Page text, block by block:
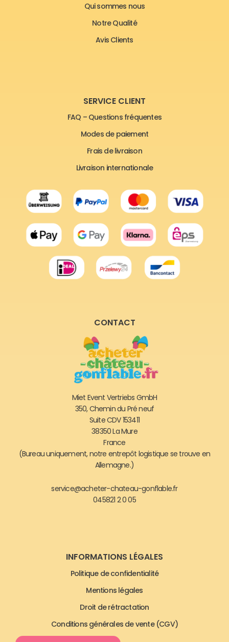
Qui sommes nous
Notre Qualité
Avis Clients
SERVICE CLIENT
FAQ – Questions fréquentes
Modes de paiement
Frais de livraison
Livraison internationale
CONTACT
Miet Event Vertriebs GmbH
350, Chemin du Pré neuf
Suite CDV 153411
38350 La Mure
France
(Bureau uniquement, notre entrepôt logistique se trouve en
Allemagne.)
service@acheter-chateau-gonflable.fr
045821 2 0 05
INFORMATIONS LÉGALES
Politique de confidentialité
Mentions légales
Droit de rétractation
Conditions générales de vente (CGV)